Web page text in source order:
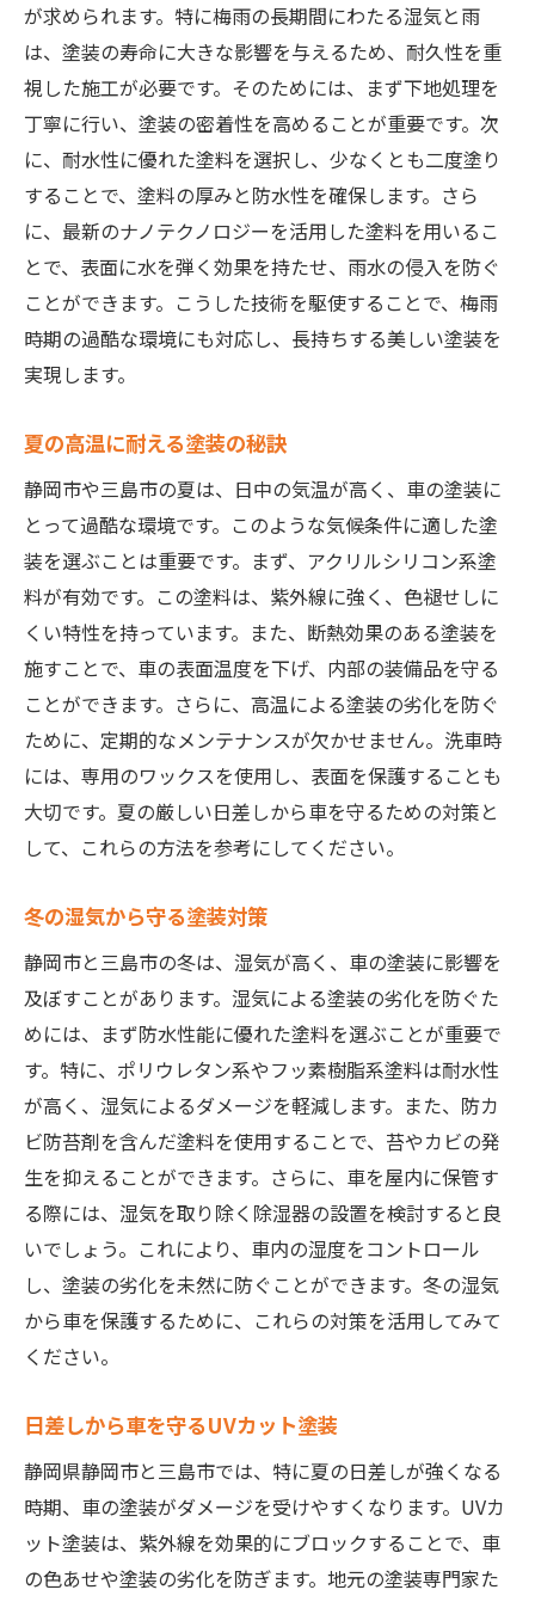
地域特有の気候と塗装の相性
塩害対策に適した塗装選び
湿気が多い地域での塗装のポイント
防錆効果を高める塗装技術
地域の文化を反映した色彩選び
地域で人気の塗装スタイル
静岡県の気候に強い塗装を選ぶためのポイント
気温変化に強い塗装素材の選び方
雨に強い塗装の選択肢
紫外線に耐える塗装の特徴
塗装の耐久性を高めるポイント
季節に応じた塗装のメンテナンス方法
静岡市と三島市の車塗装業者が提供する高品質
な仕上げ
地元業者の選び方と評価基準
高品質を実現するための技術力
信頼できる業者の特徴と見分け方
業者選びで失敗しないためのアドバイス
静岡特有のニーズに応える業者
業者が提供する独自のサービス
事例
地域で評価の高い実績紹介
成功事例から学ぶ塗装のポイント
地域のニーズに応えた塗装実例
実用性と美観を両立した塗装事例
塗装事例から見る最新技術
地元で評判の塗装事例を紹介
静岡県ならではの自然環境に適した車塗装選び
自然環境を考慮した塗装の選び方
エコフレンドリーな塗装素材の紹介
地域の自然を活かしたカラーデザイン
自然を意識したデザイン提案
が求められます。特に梅雨の長期間にわたる湿気と雨
は、塗装の寿命に大きな影響を与えるため、耐久性を重
視した施工が必要です。そのためには、まず下地処理を
丁寧に行い、塗装の密着性を高めることが重要です。次
に、耐水性に優れた塗料を選択し、少なくとも二度塗り
することで、塗料の厚みと防水性を確保します。さら
に、最新のナノテクノロジーを活用した塗料を用いるこ
とで、表面に水を弾く効果を持たせ、雨水の侵入を防ぐ
ことができます。こうした技術を駆使することで、梅雨
時期の過酷な環境にも対応し、長持ちする美しい塗装を
実現します。
夏の高温に耐える塗装の秘訣
静岡市や三島市の夏は、日中の気温が高く、車の塗装に
とって過酷な環境です。このような気候条件に適した塗
装を選ぶことは重要です。まず、アクリルシリコン系塗
料が有効です。この塗料は、紫外線に強く、色褪せしに
くい特性を持っています。また、断熱効果のある塗装を
施すことで、車の表面温度を下げ、内部の装備品を守る
ことができます。さらに、高温による塗装の劣化を防ぐ
ために、定期的なメンテナンスが欠かせません。洗車時
には、専用のワックスを使用し、表面を保護することも
大切です。夏の厳しい日差しから車を守るための対策と
して、これらの方法を参考にしてください。
冬の湿気から守る塗装対策
静岡市と三島市の冬は、湿気が高く、車の塗装に影響を
及ぼすことがあります。湿気による塗装の劣化を防ぐた
めには、まず防水性能に優れた塗料を選ぶことが重要で
す。特に、ポリウレタン系やフッ素樹脂系塗料は耐水性
が高く、湿気によるダメージを軽減します。また、防カ
ビ防苔剤を含んだ塗料を使用することで、苔やカビの発
生を抑えることができます。さらに、車を屋内に保管す
る際には、湿気を取り除く除湿器の設置を検討すると良
いでしょう。これにより、車内の湿度をコントロール
し、塗装の劣化を未然に防ぐことができます。冬の湿気
から車を保護するために、これらの対策を活用してみて
ください。
日差しから車を守るUVカット塗装
静岡県静岡市と三島市では、特に夏の日差しが強くなる
時期、車の塗装がダメージを受けやすくなります。UVカ
ット塗装は、紫外線を効果的にブロックすることで、車
の色あせや塗装の劣化を防ぎます。地元の塗装専門家た